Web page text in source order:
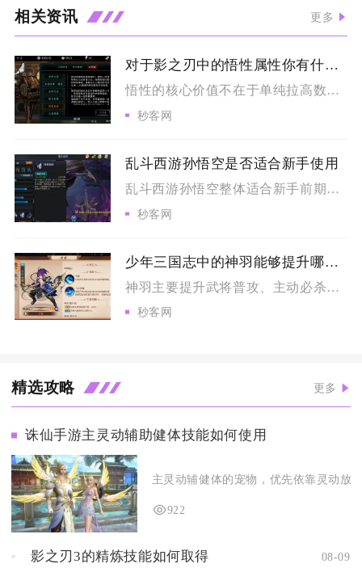
相关资讯 更多
对于影之刃中的悟性属性你有什么独到的理解
悟性的核心价值不在于单纯拉高数值，而是作为心法装配的资源阈值...
秒客网
乱斗西游孙悟空是否适合新手使用
乱斗西游孙悟空整体适合新手前期过渡使用，但长期深度对战存在明...
秒客网
少年三国志中的神羽能够提升哪些技能
神羽主要提升武将普攻、主动必杀、合击技能、天赋被动、神翼专属...
秒客网
精选攻略 更多
诛仙手游主灵动辅助健体技能如何使用
主灵动辅健体的宠物，优先依靠灵动放
922
影之刃3的精炼技能如何取得 08-09